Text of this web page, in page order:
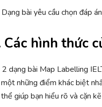
Dạng bài yêu cầu chọn đáp
Các hình thức
2 dạng bài Map Labelling
những điểm khác biệt
giúp bạn hiểu rõ và cặn